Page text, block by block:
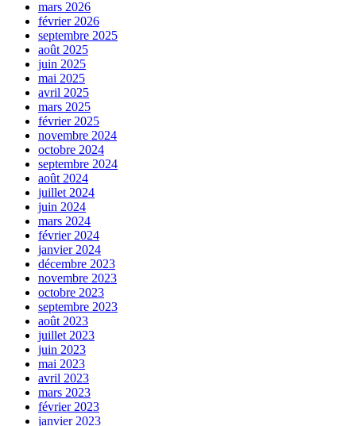
mars 2026
février 2026
septembre 2025
août 2025
juin 2025
mai 2025
avril 2025
mars 2025
février 2025
novembre 2024
octobre 2024
septembre 2024
août 2024
juillet 2024
juin 2024
mars 2024
février 2024
janvier 2024
décembre 2023
novembre 2023
octobre 2023
septembre 2023
août 2023
juillet 2023
juin 2023
mai 2023
avril 2023
mars 2023
février 2023
janvier 2023